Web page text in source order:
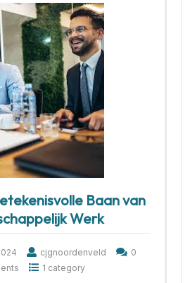
Baan van
Werk
cjgnoordenveld
0
1 category